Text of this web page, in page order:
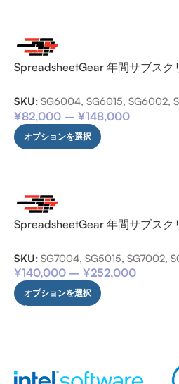
SpreadsheetGear 年間サブスク
SKU: SG6004, SG6015, SG6002,
¥82,000 – ¥148,000
オプションを選択
SpreadsheetGear 年間サブスク
SKU: SG7004, SG5015, SG7002,
¥140,000 – ¥252,000
オプションを選択